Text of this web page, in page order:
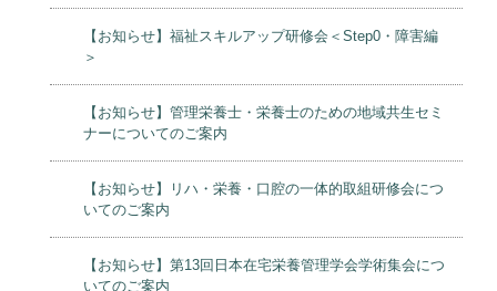
【お知らせ】福祉スキルアップ研修会＜Step0・障害編
＞
【お知らせ】管理栄養士・栄養士のための地域共生セミ
ナーについてのご案内
【お知らせ】リハ・栄養・口腔の一体的取組研修会につ
いてのご案内
【お知らせ】第13回日本在宅栄養管理学会学術集会につ
いてのご案内